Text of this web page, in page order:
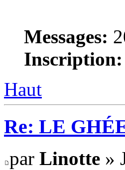
Messages:
Inscription:
Haut
Re: LE
par Linotte »